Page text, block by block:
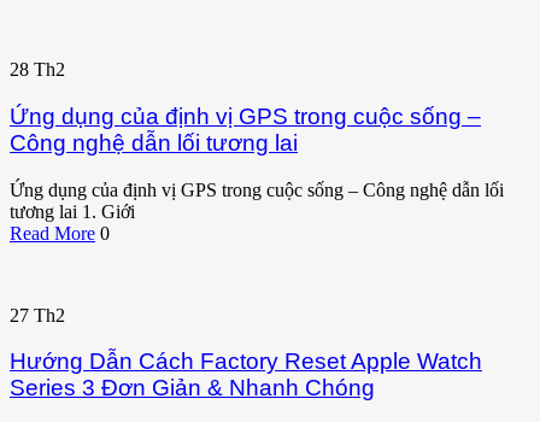
28 Th2
Ứng dụng của định vị GPS trong cuộc sống –
Công nghệ dẫn lối tương lai
Ứng dụng của định vị GPS trong cuộc sống – Công nghệ dẫn lối
tương lai 1. Giới
Read More 0
27 Th2
Hướng Dẫn Cách Factory Reset Apple Watch
Series 3 Đơn Giản & Nhanh Chóng